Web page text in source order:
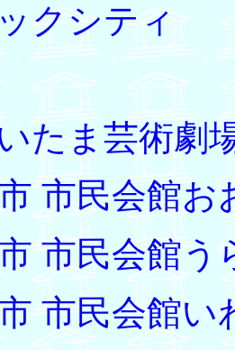
クシティ
たま芸術劇
市民会館お
市民会館う
市民会館い